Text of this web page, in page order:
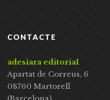
CONTACTE
adesiara editorial
Apartat de Correus, 6
08760 Martorell